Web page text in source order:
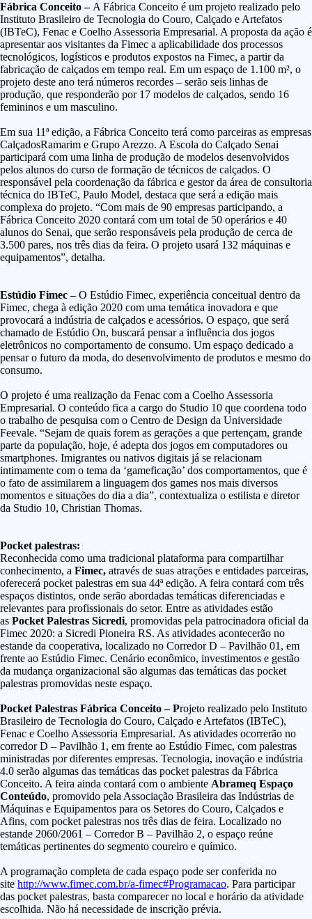
Fábrica Conceito – A Fábrica Conceito é um projeto realizado pelo
Instituto Brasileiro de Tecnologia do Couro, Calçado e Artefatos
(IBTeC), Fenac e Coelho Assessoria Empresarial. A proposta da ação é
apresentar aos visitantes da Fimec a aplicabilidade dos processos
tecnológicos, logísticos e produtos expostos na Fimec, a partir da
fabricação de calçados em tempo real. Em um espaço de 1.100 m², o
projeto deste ano terá números recordes – serão seis linhas de
produção, que responderão por 17 modelos de calçados, sendo 16
femininos e um masculino.
Em sua 11ª edição, a Fábrica Conceito terá como parceiras as empresas
CalçadosRamarim e Grupo Arezzo. A Escola do Calçado Senai
participará com uma linha de produção de modelos desenvolvidos
pelos alunos do curso de formação de técnicos de calçados. O
responsável pela coordenação da fábrica e gestor da área de consultoria
técnica do IBTeC, Paulo Model, destaca que será a edição mais
complexa do projeto. “Com mais de 90 empresas participando, a
Fábrica Conceito 2020 contará com um total de 50 operários e 40
alunos do Senai, que serão responsáveis pela produção de cerca de
3.500 pares, nos três dias da feira. O projeto usará 132 máquinas e
equipamentos”, detalha.
Estúdio Fimec –O Estúdio Fimec, experiência conceitual dentro da
Fimec, chega à edição 2020 com uma temática inovadora e que
provocará a indústria de calçados e acessórios. O espaço, que será
chamado de Estúdio On, buscará pensar a influência dos jogos
eletrônicos no comportamento de consumo. Um espaço dedicado a
pensar o futuro da moda, do desenvolvimento de produtos e mesmo do
consumo.
O projeto é uma realização da Fenac com a Coelho Assessoria
Empresarial. O conteúdo fica a cargo do Studio 10 que coordena todo
o trabalho de pesquisa com o Centro de Design da Universidade
Feevale. “Sejam de quais forem as gerações a que pertençam, grande
parte da população, hoje, é adepta dos jogos em computadores ou
smartphones. Imigrantes ou nativos digitais já se relacionam
intimamente com o tema da ‘gameficação’ dos comportamentos, que é
o fato de assimilarem a linguagem dos games nos mais diversos
momentos e situações do dia a dia”, contextualiza o estilista e diretor
da Studio 10, Christian Thomas.
Pocket palestras:
Reconhecida como uma tradicional plataforma para compartilhar
conhecimento, a Fimec, através de suas atrações e entidades parceiras,
oferecerá pocket palestras em sua 44ª edição. A feira contará com três
espaços distintos, onde serão abordadas temáticas diferenciadas e
relevantes para profissionais do setor. Entre as atividades estão
as Pocket Palestras Sicredi, promovidas pela patrocinadora oficial da
Fimec 2020: a Sicredi Pioneira RS. As atividades acontecerão no
estande da cooperativa, localizado no Corredor D – Pavilhão 01, em
frente ao Estúdio Fimec. Cenário econômico, investimentos e gestão
da mudança organizacional são algumas das temáticas das pocket
palestras promovidas neste espaço.
Pocket Palestras Fábrica Conceito – Projeto realizado pelo Instituto
Brasileiro de Tecnologia do Couro, Calçado e Artefatos (IBTeC),
Fenac e Coelho Assessoria Empresarial. As atividades ocorrerão no
corredor D – Pavilhão 1, em frente ao Estúdio Fimec, com palestras
ministradas por diferentes empresas. Tecnologia, inovação e indústria
4.0 serão algumas das temáticas das pocket palestras da Fábrica
Conceito. A feira ainda contará com o ambiente Abrameq Espaço
Conteúdo, promovido pela Associação Brasileira das Indústrias de
Máquinas e Equipamentos para os Setores do Couro, Calçados e
Afins, com pocket palestras nos três dias de feira. Localizado no
estande 2060/2061 – Corredor B – Pavilhão 2, o espaço reúne
temáticas pertinentes do segmento coureiro e químico.
A programação completa de cada espaço pode ser conferida no
site http://www.fimec.com.br/a-fimec#Programacao. Para participar
das pocket palestras, basta comparecer no local e horário da atividade
escolhida. Não há necessidade de inscrição prévia.